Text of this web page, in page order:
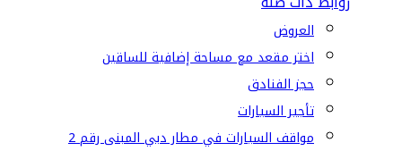
العروض
اختر مقعد مع مساحة إضافية للساقين
حجز الفنادق
تأجير السيارات
مواقف السيارات في مطار دبي المبنى رقم 2